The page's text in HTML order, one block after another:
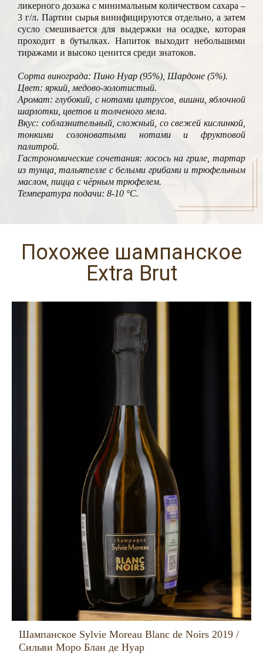
ликерного дозажа с минимальным количеством сахара –
3 г/л. Партии сырья винифицируются отдельно, а затем
сусло смешивается для выдержки на осадке, которая
проходит в бутылках. Напиток выходит небольшими
тиражами и высоко ценится среди знатоков.
Сорта винограда: Пино Нуар (95%), Шардоне (5%).
Цвет: яркий, медово-золотистый.
Аромат: глубокий, с нотами цитрусов, вишни, яблочной
шарлотки, цветов и толченого мела.
Вкус: соблазнительный, сложный, со свежей кислинкой,
тонкими солоноватыми нотами и фруктовой
палитрой.
Гастрономические сочетания: лосось на гриле, тартар
из тунца, тальятелле с белыми грибами и трюфельным
маслом, пицца с чёрным трюфелем.
Температура подачи: 8-10 °С.
Похожее шампанское
Extra Brut
Шампанское Sylvie Moreau Blanc de Noirs 2019 /
Сильви Моро Блан де Нуар